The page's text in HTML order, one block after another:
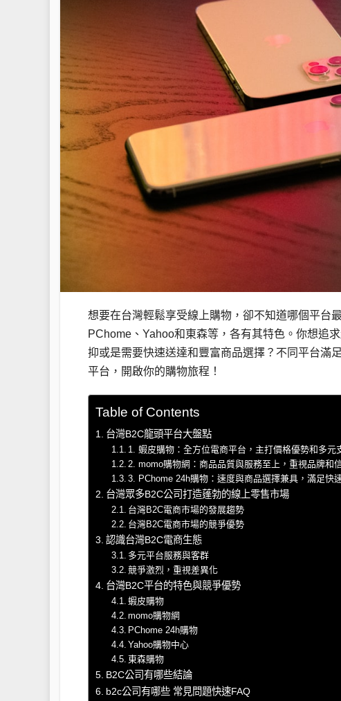
想要在台灣輕鬆享受線上購物，卻不知道哪個平台
PChome、Yahoo和東森等，各有其特色。你想追
抑或是需要快速送達和豐富商品選擇？不同平台滿
平台，開啟你的購物旅程！
Table of Contents
台灣B2C龍頭平台大盤點
1. 蝦皮購物：全方位電商平台，主打價格優勢和多元
2. momo購物網：商品品質與服務至上，重視品牌和
3. PChome 24h購物：速度與商品選擇兼具，滿足快
台灣眾多B2C公司打造蓬勃的線上零售市場
台灣B2C電商市場的發展趨勢
台灣B2C電商市場的競爭優勢
認識台灣B2C電商生態
多元平台服務與客群
競爭激烈，重視差異化
台灣B2C平台的特色與競爭優勢
蝦皮購物
momo購物網
PChome 24h購物
Yahoo購物中心
東森購物
B2C公司有哪些結論
b2c公司有哪些 常見問題快速FAQ